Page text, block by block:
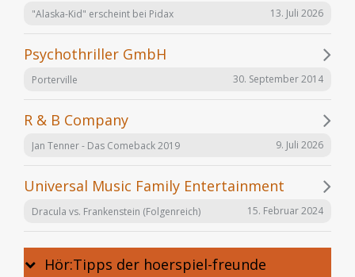
"Alaska-Kid" erscheint bei Pidax 13. Juli 2026
Psychothriller GmbH
Porterville 30. September 2014
R & B Company
Jan Tenner - Das Comeback 2019 9. Juli 2026
Universal Music Family Entertainment
Dracula vs. Frankenstein (Folgenreich) 15. Februar 2024
Hör:Tipps der hoerspiel-freunde